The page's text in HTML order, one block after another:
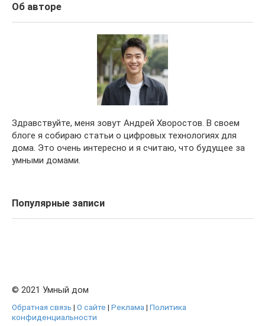
Об авторе
Здравствуйте, меня зовут Андрей Хворостов. В своем
блоге я собираю статьи о цифровых технологиях для
дома. Это очень интересно и я считаю, что будущее за
умными домами.
Популярные записи
© 2021 Умный дом
Обратная связь | О сайте | Реклама | Политика
конфиденциальности